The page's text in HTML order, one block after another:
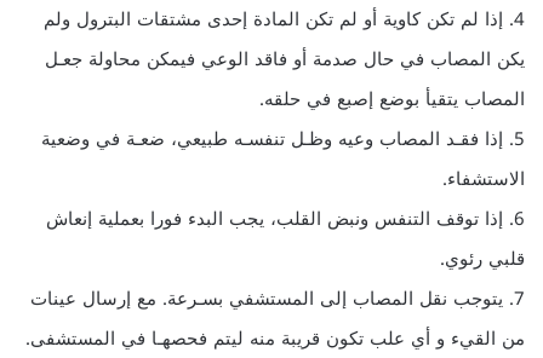
4. إذا لم تكن كاوية أو لم تكن المادة إحدى مشتقات البترول ولم
يكن المصاب في حال صدمة أو فاقد الوعي فيمكن محاولة جعـل
المصاب يتقيأ بوضع إصبع في حلقه.
5. إذا فقـد المصاب وعيه وظـل تنفسـه طبيعي، ضعـة في وضعية
الاستشفاء.
6. إذا توقف التنفس ونبض القلب، يجب البدء فورا بعملية إنعاش
قلبي رئوي.
7. يتوجب نقل المصاب إلى المستشفي بسـرعة. مع إرسال عينات
من القيء و أي علب تكون قريبة منه ليتم فحصهـا في المستشفى.